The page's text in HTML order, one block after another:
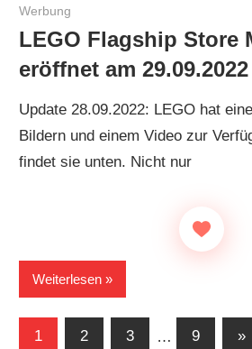
Werbung
LEGO Flagship Store
eröffnet am
Update 28.09.2022: LEGO hat
Bildern und einem Video zur
findet sie unten. Nicht nur
Weiterlesen
1 2 3 … 9 »